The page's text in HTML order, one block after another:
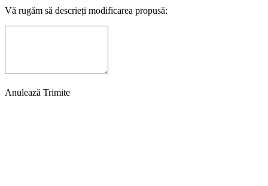
Vă rugăm să descrieți modificarea propusă:
Anulează Trimite